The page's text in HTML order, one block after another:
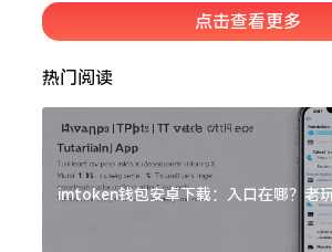
的样子,然而真的敢
直忐忑不安。我折腾
点击查看更多
热门阅读
imtoken钱包安卓下载：入口在哪？老